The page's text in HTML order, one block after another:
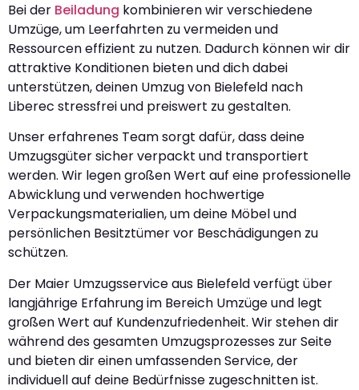
Bei der Beiladung kombinieren wir verschiedene
Umzüge, um Leerfahrten zu vermeiden und
Ressourcen effizient zu nutzen. Dadurch können wir dir
attraktive Konditionen bieten und dich dabei
unterstützen, deinen Umzug von Bielefeld nach
Liberec stressfrei und preiswert zu gestalten.
Unser erfahrenes Team sorgt dafür, dass deine
Umzugsgüter sicher verpackt und transportiert
werden. Wir legen großen Wert auf eine professionelle
Abwicklung und verwenden hochwertige
Verpackungsmaterialien, um deine Möbel und
persönlichen Besitztümer vor Beschädigungen zu
schützen.
Der Maier Umzugsservice aus Bielefeld verfügt über
langjährige Erfahrung im Bereich Umzüge und legt
großen Wert auf Kundenzufriedenheit. Wir stehen dir
während des gesamten Umzugsprozesses zur Seite
und bieten dir einen umfassenden Service, der
individuell auf deine Bedürfnisse zugeschnitten ist.